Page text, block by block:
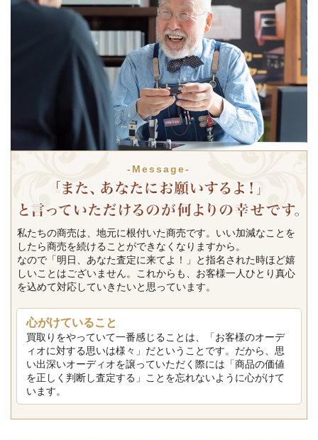
-Message-
私たちの商売は、地元に根付いた商売です。いい加減なことを
したら商売を続けることができなくなりますから。
なので「明日、あなた査定に来てよ！」と指名された時ほど嬉
しいことはございません。これからも、お客様一人ひとり真心
を込めて対応していきたいと思っています。
心がけていること
買取りをやっていて一番感じることは、「お客様のオーデ
ィオに対する思いは様々」だということです。だから、思
い出深いオーディオを譲っていただく際には「商品の価値
を正しく判断し査定する」ことを忘れないように心がけて
います。